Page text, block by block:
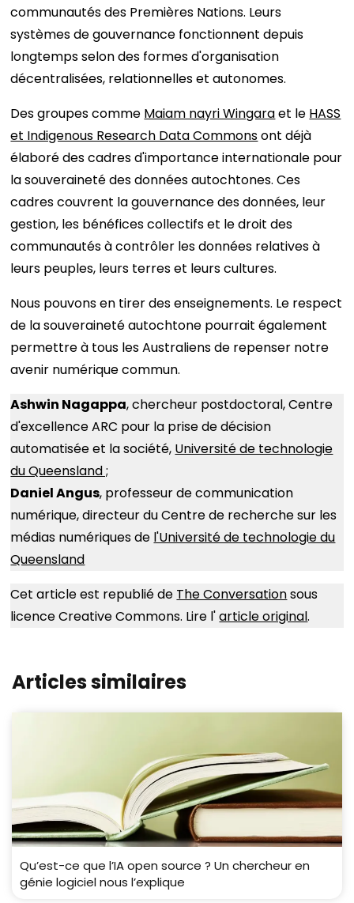
communautés des Premières Nations. Leurs
systèmes de gouvernance fonctionnent depuis
longtemps selon des formes d'organisation
décentralisées, relationnelles et autonomes.
Des groupes comme Maiam nayri Wingaraet le HASS
et Indigenous Research Data Commonsont déjà
élaboré des cadres d'importance internationale pour
la souveraineté des données autochtones. Ces
cadres couvrent la gouvernance des données, leur
gestion, les bénéfices collectifs et le droit des
communautés à contrôler les données relatives à
leurs peuples, leurs terres et leurs cultures.
Nous pouvons en tirer des enseignements. Le respect
de la souveraineté autochtone pourrait également
permettre à tous les Australiens de repenser notre
avenir numérique commun.
Ashwin Nagappa, chercheur postdoctoral, Centre
d'excellence ARC pour la prise de décision
automatisée et la société, Université de technologie
du Queensland ;
Daniel Angus, professeur de communication
numérique, directeur du Centre de recherche sur les
médias numériques de l'Université de technologie du
Queensland
Cet article est republié de The Conversationsous
licence Creative Commons. Lire l'article original.
Articles similaires
Qu’est-ce que l’IA open source ? Un chercheur en
génie logiciel nous l’explique